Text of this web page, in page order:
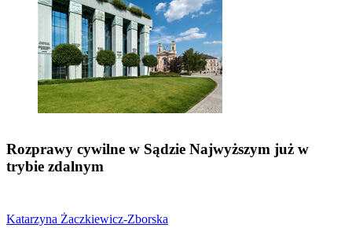
Rozprawy cywilne w Sądzie Najwyższym już w
trybie zdalnym
Katarzyna Żaczkiewicz-Zborska